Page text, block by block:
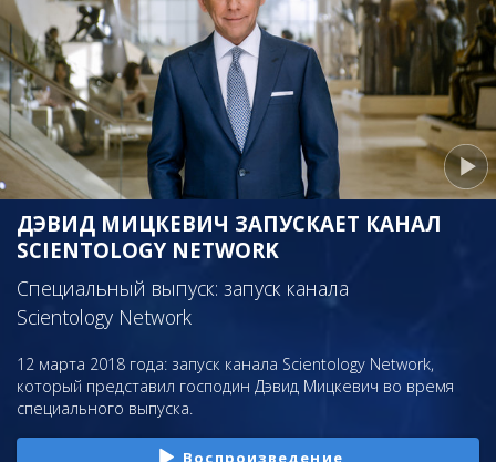
ДЭВИД МИЦКЕВИЧ ЗАПУСКАЕТ КАНАЛ
SCIENTOLOGY NETWORK
Специальный выпуск: запуск канала
Scientology Network
12 марта 2018 года: запуск канала Scientology Network,
который представил господин Дэвид Мицкевич во время
специального выпуска.
Воспроизведение